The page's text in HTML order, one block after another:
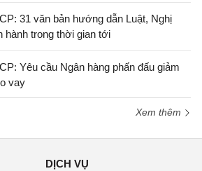
31 văn bản hướng dẫn Luật, Nghị
hành trong thời gian tới
Yêu cầu Ngân hàng phấn đấu giảm
vay
Xem thêm
DỊCH VỤ